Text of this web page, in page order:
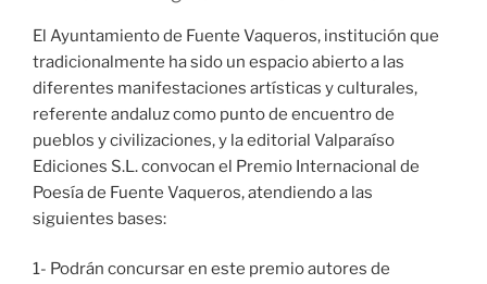
El Ayuntamiento de Fuente Vaqueros, institución que
tradicionalmente ha sido un espacio abierto a las
diferentes manifestaciones artísticas y culturales,
referente andaluz como punto de encuentro de
pueblos y civilizaciones, y la editorial Valparaíso
Ediciones S.L. convocan el Premio Internacional de
Poesía de Fuente Vaqueros, atendiendo a las
siguientes bases:
1- Podrán concursar en este premio autores de